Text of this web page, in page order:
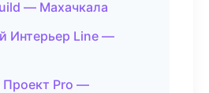
— Махачкала
Интерьер Line —
Проект Pro —